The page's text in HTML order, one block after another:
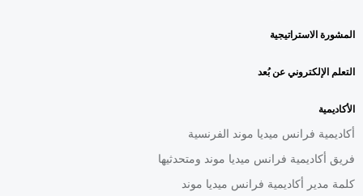
المشورة الاستراتيجية
التعلم الإلكتروني عن بُعد
الأكاديمية
أكاديمية فرانس ميديا موند الفرنسية
فريق أكاديمية فرانس ميديا موند ومتحدثيها
كلمة مدير أكاديمية فرانس ميديا موند